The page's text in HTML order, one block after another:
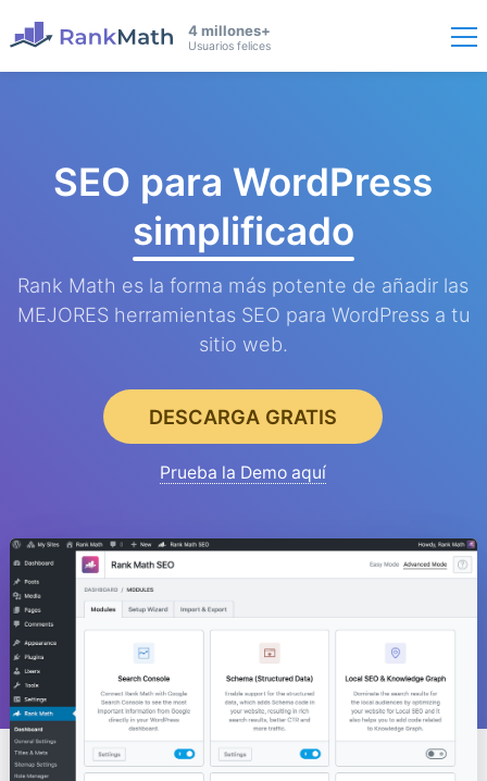
4 millones+
Usuarios felices
SEO para WordPress
simplificado
Rank Math es la forma más potente de añadir las
MEJORES herramientas SEO para WordPress a tu
sitio web.
DESCARGA GRATIS
Prueba la Demo aquí